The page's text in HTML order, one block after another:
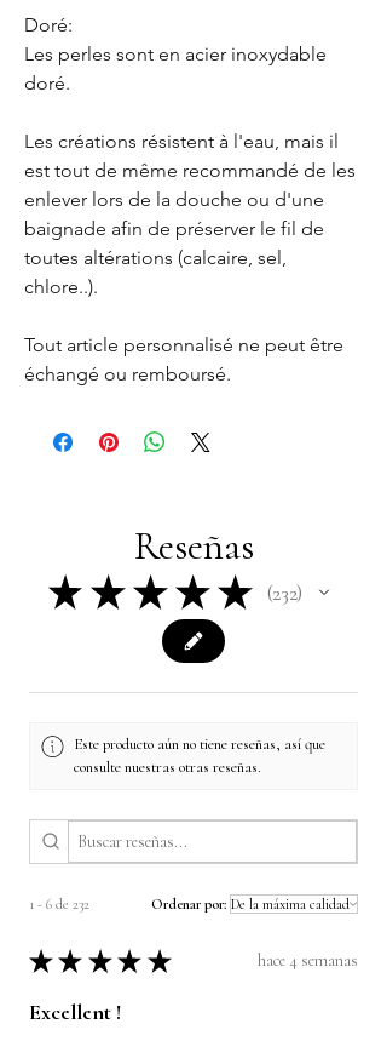
Doré:
Les perles sont en acier inoxydable
doré.
Les créations résistent à l'eau, mais il
est tout de même recommandé de les
enlever lors de la douche ou d'une
baignade afin de préserver le fil de
toutes altérations (calcaire, sel,
chlore..).
Tout article personnalisé ne peut être
échangé ou remboursé.
Reseñas
★ ★ ★ ★ ★ 232
232
Este producto aún no tiene reseñas, así que
consulte nuestras otras reseñas.
1 - 6 de 232 Ordenar por:
★ ★ ★ ★ ★ hace 4 semanas
Excellent !